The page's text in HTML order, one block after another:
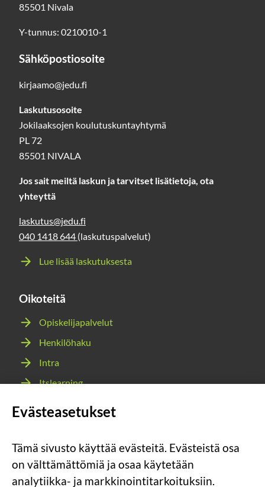
85501 Nivala
Y-tunnus: 0210010-1
Sähköpostiosoite
kirjaamo@jedu.fi
Laskutusosoite
Jokilaaksojen koulutuskuntayhtymä
PL 72
85501 NIVALA
Jos sait meiltä laskun ja tarvitset lisätietoja, ota
yhteyttä
laskutus@jedu.fi
040 1418 644 (laskutuspalvelut)
Lue lisää laskutuksesta
Oikoteitä
Opiskelijapalvelut
Henkilöhaku
Intra
Itslearning
Sosiaalinen
media:
Sosiaalinen
media:
Sosiaalinen
media:
Sosiaalinen
media:
Evästeasetukset
Tämä sivusto käyttää evästeitä. Evästeistä osa
on välttämättömiä ja osaa käytetään
analytiikka- ja markkinointitarkoituksiin.